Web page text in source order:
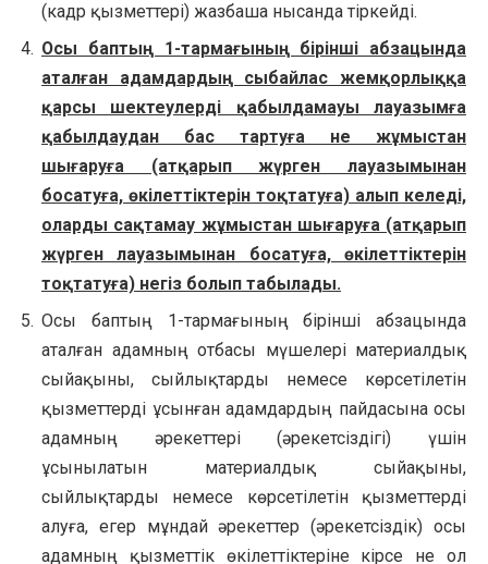
(кадр қызметтері) жазбаша нысанда тіркейді.
Осы баптың 1-тармағының бірінші абзацында
аталған адамдардың сыбайлас жемқорлыққа
қарсы шектеулерді қабылдамауы лауазымға
қабылдаудан бас тартуға не жұмыстан
шығаруға (атқарып жүрген лауазымынан
босатуға, өкілеттіктерін тоқтатуға) алып келеді,
оларды сақтамау жұмыстан шығаруға (атқарып
жүрген лауазымынан босатуға, өкілеттіктерін
тоқтатуға) негіз болып табылады.
Осы баптың 1-тармағының бірінші абзацында
аталған адамның отбасы мүшелері материалдық
сыйақыны, сыйлықтарды немесе көрсетілетін
қызметтерді ұсынған адамдардың пайдасына осы
адамның әрекеттері (әрекетсіздігі) үшін
ұсынылатын материалдық сыйақыны,
сыйлықтарды немесе көрсетілетін қызметтерді
алуға, егер мұндай әрекеттер (әрекетсіздік) осы
адамның қызметтік өкілеттіктеріне кірсе не ол